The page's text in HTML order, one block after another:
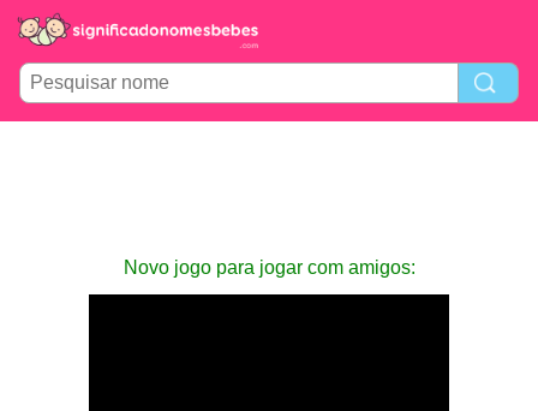
Novo jogo para jogar com amigos: